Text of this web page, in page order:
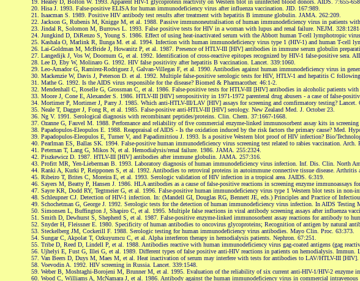
19. Healey D, Bolton W. 1993. Apparent HIV-1 glycoprotein reactivity on Western blot in uninfected blood donors. AIDS. 7:655-658.
20. Hisa J. 1993. False-positive ELISA for human immunodeficiency virus after influenza vaccination. JID. 167:989.
21. Isaacman S. 1989. Positive HIV antibody test results after treatment with hepatitis B immune globulin. JAMA. 262:209.
22. Jackson G, Rubenis M, Knigge M, et al. 1988. Passive immunoneutralisation of human immunodeficiency virus in patients
23. Jindal R, Solomon M, Burrows L. 1993. False positive tests for HIV in a woman with lupus and renal failure. NEJM.
24. Jungkind D, DiRenzo S, Young S. 1986. Effect of using heat-inactivated serum with the Abbott human T-cell lymphotropic
25. Kashala O, Marlink R, Ilunga M. et al. 1994. Infection with human immunodeficiency virus type 1 (HIV-1) and human T-cell
26. Lai-Goldman M, McBride J, Howanitz P, et al. 1987. Presence of HTLV-III [HIV] antibodies in immune serum globulin
27. Langedijk J, Vos W, Doornum G, et al. 1992. Identification of cross-reactive epitopes recognized by HIV-1 false-positive sera.
28. Lee D, Eby W, Molinaro G. 1992. HIV false positivity after hepatitis B vaccination. Lancet. 339:1060.
29. Leo-Amador G, Ramirez-Rodriguez J, Galvan-Villegas F, et al. 1990. Antibodies against human immunodeficiency virus in
30. Mackenzie W, Davis J, Peterson D. et al. 1992. Multiple false-positive serologic tests for HIV, HTLV-1 and hepatitis C
31. Mathe G. 1992. Is the AIDS virus responsible for the disease? Biomed & Pharmacother. 46:1-2.
32. Mendenhall C, Roselle G, Grossman C, et al. 1986. False-positive tests for HTLV-III [HIV] antibodies in alcoholic patients with
33. Moore J, Cone E, Alexander S. 1986. HTLV-III [HIV] seropositivity in 1971-1972 parenteral drug abusers - a case of false-
34. Mortimer P, Mortimer J, Parry J. 1985. Which anti-HTLV-III/LAV [HIV] assays for screening and comfirmatory testing? Lancet.
35. Neale T, Dagger J, Fong R, et al. 1985. False-positive anti-HTLV-III [HIV] serology. New Zealand Med. J. October 23.
36. Ng V. 1991. Serological diagnosis with recombinant peptides/proteins. Clin. Chem. 37:1667-1668.
37. Ozanne G, Fauvel M. 1988. Perfomance and reliability of five commercial enzyme-linked immunosorbent assay kits in
38. Papadopulos-Eleopulos E. 1988. Reappraisal of AIDS - Is the oxidation induced by the risk factors the primary cause? Med.
39. Papadopulos-Eleopulos E, Turner V, and Papadimitriou J. 1993. Is a positive Western blot proof of HIV infection? Bio/
40. Pearlman ES, Ballas SK. 1994. False-positive human immunodeficiency virus screening test related to rabies vaccination. Arch.
41. Peternan T, Lang G, Mikos N, et al. Hemodialysis/renal failure. 1986. JAMA. 255:2324.
42. Piszkewicz D. 1987. HTLV-III [HIV] antibodies after immune globulin. JAMA. 257:316.
43. Profitt MR, Yen-Lieberman B. 1993. Laboratory diagnosis of human immunodeficiency virus infection. Inf. Dis. Clin. North
44. Ranki A, Kurki P, Reipponen S, et al. 1992. Antibodies to retroviral proteins in autoimmune connective tissue disease. Arthritis
45. Ribeiro T, Brites C, Moreira E, et al. 1993. Serologic validation of HIV infection in a tropical area. JAIDS. 6:319.
46. Sayers M, Beatty P, Hansen J. 1986. HLA antibodies as a cause of false-positive reactions in screening enzyme
47. Sayre KR, Dodd RY, Tegtmeier G, et al. 1996. False-positive human immunodeficiency virus type 1 Western blot tests in non-
48. Schleupner CJ. Detection of HIV-1 infection. In: (Mandell GI, Douglas RG, Bennett JE, eds.) Principles and Practice of
49. Schochetman G, George J. 1992. Serologic tests for the detection of human immunodeficiency virus infection. In AIDS Testing
50. Simonsen L, Buffington J, Shapiro C, et al. 1995. Multiple false reactions in viral antibody screening assays after influenza
51. Smith D, Dewhurst S, Shepherd S, et al. 1987. False-positive enzyme-linked immunosorbent assay reactions for antibody to
52. Snyder H, Fleissner E. 1980. Specificity of human antibodies to oncovirus glycoproteins; Recognition of antigen by natural
53. Steckelberg JM, Cockerill F. 1988. Serologic testing for human immunodeficiency virus antibodies. Mayo Clin. Proc. 63:373.
54. Sungar C, Akpolat T, Ozkuyumcu C, et al. Alpha interferon therapy in hemodialysis patients. Nephron. 67:251.
55. Tribe D, Reed D, Lindell P, et al. 1988. Antibodies reactive with human immunodeficiency virus gag-coated antigens (gag
56. Ujhelyi E, Fust G, Illei G, et al. 1989. Different types of false positive anti-HIV reactions in patients on hemodialysis. Immun.
57. Van Beers D, Duys M, Maes M, et al. Heat inactivation of serum may interfere with tests for antibodies to LAV/HTLV-III [HIV].
58. Voevodin A. 1992. HIV screening in Russia. Lancet. 339:1548.
59. Weber B, Moshtaghi-Borojeni M, Brunner M, et al. 1995. Evaluation of the reliability of six current anti-HIV-1/HIV-2 enzyme
60. Wood C, Williams A, McNamara J, et al. 1986. Antibody against the human immunodeficiency virus in commercial